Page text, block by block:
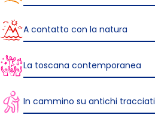
A contatto con la natura
La toscana contemporanea
In cammino su antichi tracciati